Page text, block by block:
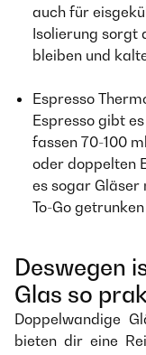
auch für
Isolierung sorgt
bleiben und
Espresso
Espresso gibt
fassen 70-100
oder doppelten
es sogar Gläser
To-Go
Deswegen
Glas so
Doppelwandige
bieten dir eine